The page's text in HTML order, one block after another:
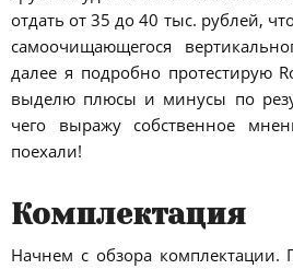
отдать от 35 до 40 тыс. рублей,
самоочищающегося
далее я подробно протестирую
выделю плюсы и минусы по
чего выражу собственное
поехали!
Комплектация
Начнем с обзора